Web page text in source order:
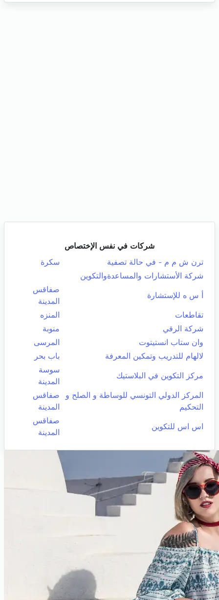
شركات في نفس الإختصاص
ترن ش م م - في حالة تصفية
سكرة
شركة الأستشارات والمساعدةوالتكوين
أ س ه للإستشارة
صفاقس
المدينة
تقاطعات
المنزه
شركة الرقي
منوبة
وان ستاب انستيتوت
المرسى
لالهام للتدريب وتمكين المعرفة
باب بحر
مركز التكوين في البلاستيك
سوسة
المدينة
المركز الدولي التونسي للوساطة و الصلح و
التحكيم
صفاقس
المدينة
اس اس للتكوين
صفاقس
المدينة